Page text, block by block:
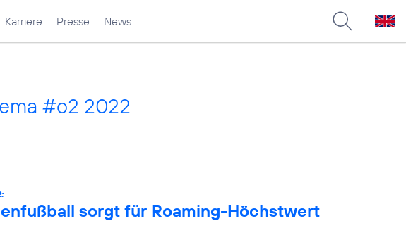
Karriere Presse News
#o2 2022
sorgt für Roaming-Höchstwert